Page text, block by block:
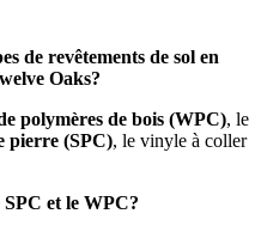
de revêtements de sol en
Oaks?
polymères de bois (WPC), le
pierre (SPC), le vinyle à coller
et le WPC?